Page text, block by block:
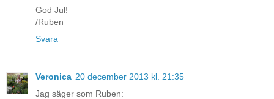
God Jul!
/Ruben
Svara
Veronica 20 december 2013 kl. 21:35
Jag säger som Ruben: